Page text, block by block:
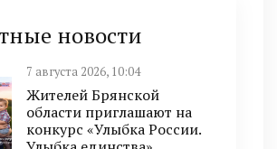
новости
7 августа 2026, 10:04
Жителей Брянской
области приглашают на
конкурс «Улыбка России.